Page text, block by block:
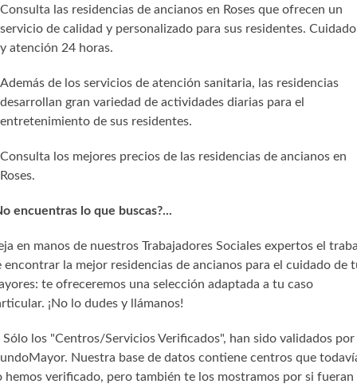
Consulta las residencias de ancianos en Roses que ofrecen un
servicio de calidad y personalizado para sus residentes. Cuidado
y atención 24 horas.
Además de los servicios de atención sanitaria, las residencias
desarrollan gran variedad de actividades diarias para el
entretenimiento de sus residentes.
Consulta los mejores precios de las residencias de ancianos en
Roses.
encuentras lo que buscas?...
en manos de nuestros Trabajadores Sociales expertos el
encontrar la mejor residencias de ancianos para el cuidado de
te ofreceremos una selección adaptada a tu caso
¡No lo dudes y llámanos!
Sólo los "Centros/Servicios Verificados", han sido validados por
Nuestra base de datos contiene centros que
hemos verificado, pero también te los mostramos por si fueran